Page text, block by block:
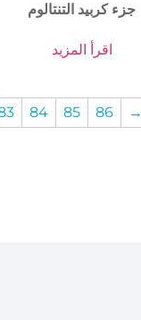
جزء كربيد التنتالوم
اقرأ المزيد
84 85 86 →